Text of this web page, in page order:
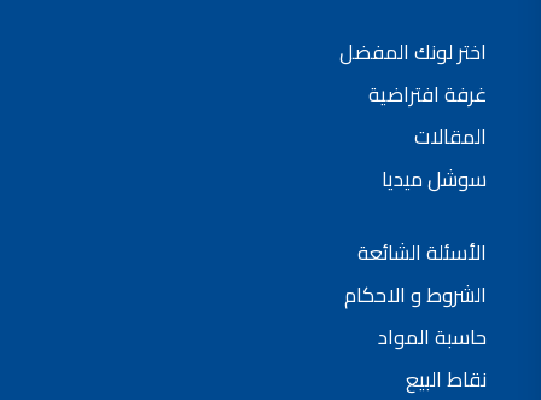
اختر لونك المفضل
غرفة افتراضية
المقالات
سوشل ميديا
الأسئلة الشائعة
الشروط و الاحكام
حاسبة المواد
نقاط البيع